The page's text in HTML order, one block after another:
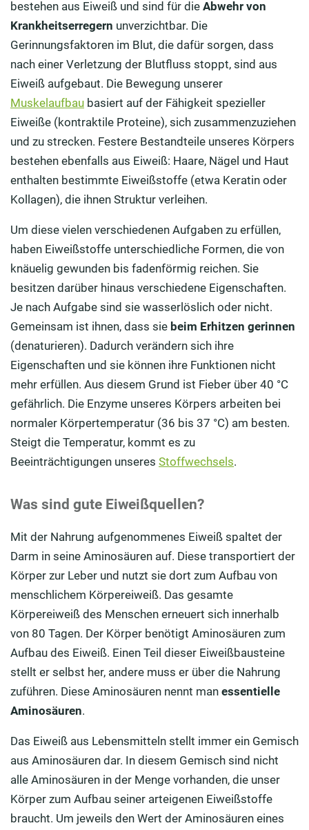
bestehen aus Eiweiß und sind für die Abwehr von
Krankheitserregern unverzichtbar. Die
Gerinnungsfaktoren im Blut, die dafür sorgen, dass
nach einer Verletzung der Blutfluss stoppt, sind aus
Eiweiß aufgebaut. Die Bewegung unserer
Muskelaufbau basiert auf der Fähigkeit spezieller
Eiweiße (kontraktile Proteine), sich zusammenzuziehen
und zu strecken. Festere Bestandteile unseres Körpers
bestehen ebenfalls aus Eiweiß: Haare, Nägel und Haut
enthalten bestimmte Eiweißstoffe (etwa Keratin oder
Kollagen), die ihnen Struktur verleihen.
Um diese vielen verschiedenen Aufgaben zu erfüllen,
haben Eiweißstoffe unterschiedliche Formen, die von
knäuelig gewunden bis fadenförmig reichen. Sie
besitzen darüber hinaus verschiedene Eigenschaften.
Je nach Aufgabe sind sie wasserlöslich oder nicht.
Gemeinsam ist ihnen, dass sie beim Erhitzen gerinnen
(denaturieren). Dadurch verändern sich ihre
Eigenschaften und sie können ihre Funktionen nicht
mehr erfüllen. Aus diesem Grund ist Fieber über 40 °C
gefährlich. Die Enzyme unseres Körpers arbeiten bei
normaler Körpertemperatur (36 bis 37 °C) am besten.
Steigt die Temperatur, kommt es zu
Beeinträchtigungen unseres Stoffwechsels.
Was sind gute Eiweißquellen?
Mit der Nahrung aufgenommenes Eiweiß spaltet der
Darm in seine Aminosäuren auf. Diese transportiert der
Körper zur Leber und nutzt sie dort zum Aufbau von
menschlichem Körpereiweiß. Das gesamte
Körpereiweiß des Menschen erneuert sich innerhalb
von 80 Tagen. Der Körper benötigt Aminosäuren zum
Aufbau des Eiweiß. Einen Teil dieser Eiweißbausteine
stellt er selbst her, andere muss er über die Nahrung
zuführen. Diese Aminosäuren nennt man essentielle
Aminosäuren.
Das Eiweiß aus Lebensmitteln stellt immer ein Gemisch
aus Aminosäuren dar. In diesem Gemisch sind nicht
alle Aminosäuren in der Menge vorhanden, die unser
Körper zum Aufbau seiner arteigenen Eiweißstoffe
braucht. Um jeweils den Wert der Aminosäuren eines